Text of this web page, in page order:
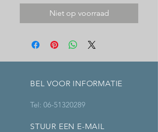
Niet op voorraad
BEL VOOR INFORMATIE
Tel: 06-51320289
STUUR EEN E-MAIL